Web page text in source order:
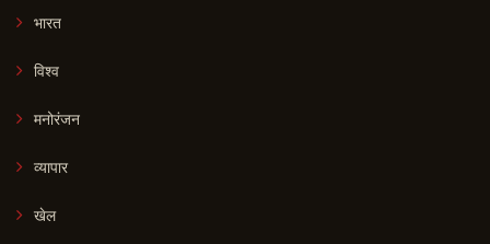
भारत
विश्व
मनोरंजन
व्यापार
खेल